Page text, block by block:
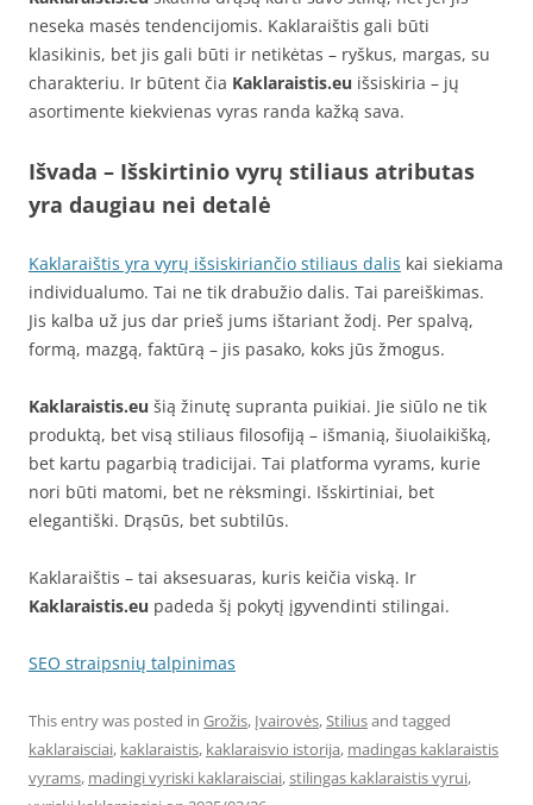
neseka masės tendencijomis. Kaklaraištis gali būti
klasikinis, bet jis gali būti ir netikėtas – ryškus, margas, su
charakteriu. Ir būtent čia Kaklaraistis.eu išsiskiria – jų
asortimente kiekvienas vyras randa kažką sava.
Išvada – Išskirtinio vyrų stiliaus atributas
yra daugiau nei detalė
Kaklaraištis yra vyrų išsiskiriančio stiliaus dalis kai siekiama
individualumo. Tai ne tik drabužio dalis. Tai pareiškimas.
Jis kalba už jus dar prieš jums ištariant žodį. Per spalvą,
formą, mazgą, faktūrą – jis pasako, koks jūs žmogus.
Kaklaraistis.eu šią žinutę supranta puikiai. Jie siūlo ne tik
produktą, bet visą stiliaus filosofiją – išmanią, šiuolaikišką,
bet kartu pagarbią tradicijai. Tai platforma vyrams, kurie
nori būti matomi, bet ne rėksmingi. Išskirtiniai, bet
elegantiški. Drąsūs, bet subtilūs.
Kaklaraištis – tai aksesuaras, kuris keičia viską. Ir
Kaklaraistis.eu padeda šį pokytį įgyvendinti stilingai.
SEO straipsnių talpinimas
This entry was posted in Grožis, Įvairovės,Stiliusand tagged
kaklaraisciai, kaklaraistis, kaklaraisvio istorija, madingas kaklaraistis
vyrams, madingi vyriski kaklaraisciai,stilingas kaklaraistis vyrui,